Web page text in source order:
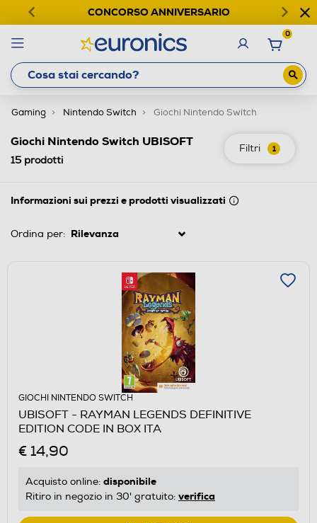
CONCORSO ANNIVERSARIO
0
Gaming Nintendo Switch Giochi Nintendo Switch
Filtri 1
Giochi Nintendo Switch UBISOFT
15 prodotti
Informazioni sui prezzi e prodotti visualizzati
Ordina per:
GIOCHI NINTENDO SWITCH
UBISOFT - RAYMAN LEGENDS DEFINITIVE
EDITION CODE IN BOX ITA
€ 14,90
Acquisto online: disponibile
Ritiro in negozio in 30' gratuito: verifica